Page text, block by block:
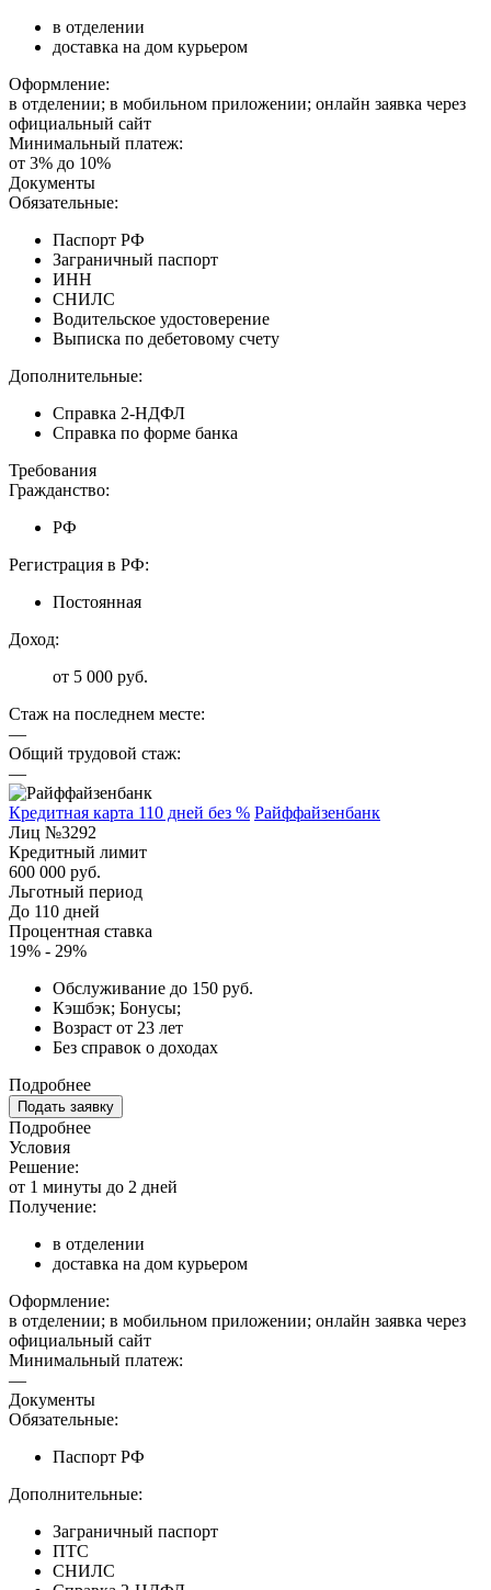
в отделении
доставка на дом курьером
Оформление:
в отделении; в мобильном приложении; онлайн заявка через
официальный сайт
Минимальный платеж:
от 3% до 10%
Документы
Обязательные:
Паспорт РФ
Заграничный паспорт
ИНН
СНИЛС
Водительское удостоверение
Выписка по дебетовому счету
Дополнительные:
Справка 2-НДФЛ
Справка по форме банка
Требования
Гражданство:
РФ
Регистрация в РФ:
Постоянная
Доход:
от 5 000 руб.
Стаж на последнем месте:
—
Общий трудовой стаж:
—
Кредитная карта 110 дней без % Райффайзенбанк
Лиц №3292
Кредитный лимит
600 000 руб.
Льготный период
До 110 дней
Процентная ставка
19% - 29%
Обслуживание до 150 руб.
Кэшбэк; Бонусы;
Возраст от 23 лет
Без справок о доходах
Подробнее
Подать заявку
Подробнее
Условия
Решение:
от 1 минуты до 2 дней
Получение:
в отделении
доставка на дом курьером
Оформление:
в отделении; в мобильном приложении; онлайн заявка через
официальный сайт
Минимальный платеж:
—
Документы
Обязательные:
Паспорт РФ
Дополнительные:
Заграничный паспорт
ПТС
СНИЛС